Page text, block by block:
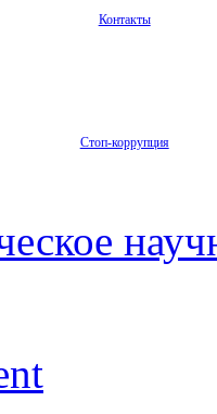
Контакты
Стоп-коррупция